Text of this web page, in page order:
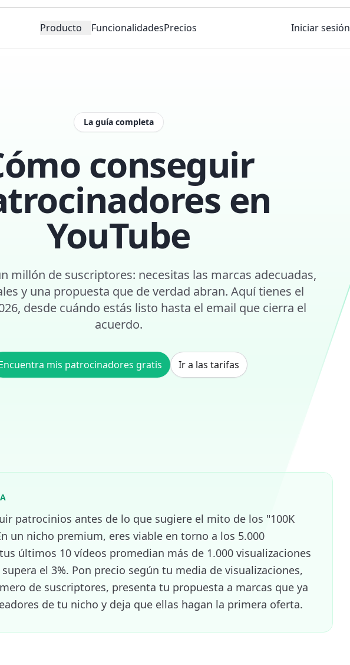
Producto FuncionalidadesPrecios Iniciar sesión
La guía completa
conseguir
en
YouTube
millón de suscriptores: necesitas las marcas adecuadas,
y una propuesta que de verdad abran. Aquí tienes el
desde cuándo estás listo hasta el email que cierra el
acuerdo.
mis patrocinadores gratis Ir a las tarifas
patrocinios antes de lo que sugiere el mito de los "100K
un nicho premium, eres viable en torno a los 5.000
últimos 10 vídeos promedian más de 1.000 visualizaciones
el 3%. Pon precio según tu media de visualizaciones,
de suscriptores, presenta tu propuesta a marcas que ya
de tu nicho y deja que ellas hagan la primera oferta.